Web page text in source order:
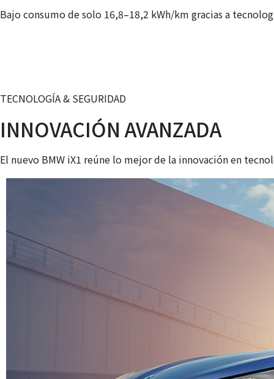
Bajo consumo de solo 16,8–18,2 kWh/km gracias a
TECNOLOGÍA & SEGURIDAD
INNOVACIÓN AVANZADA
El nuevo BMW iX1 reúne lo mejor de la innovación en